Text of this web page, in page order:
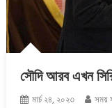
সৌদি আরব এখন
মার্চ ২৪, ২০২৩ সময়